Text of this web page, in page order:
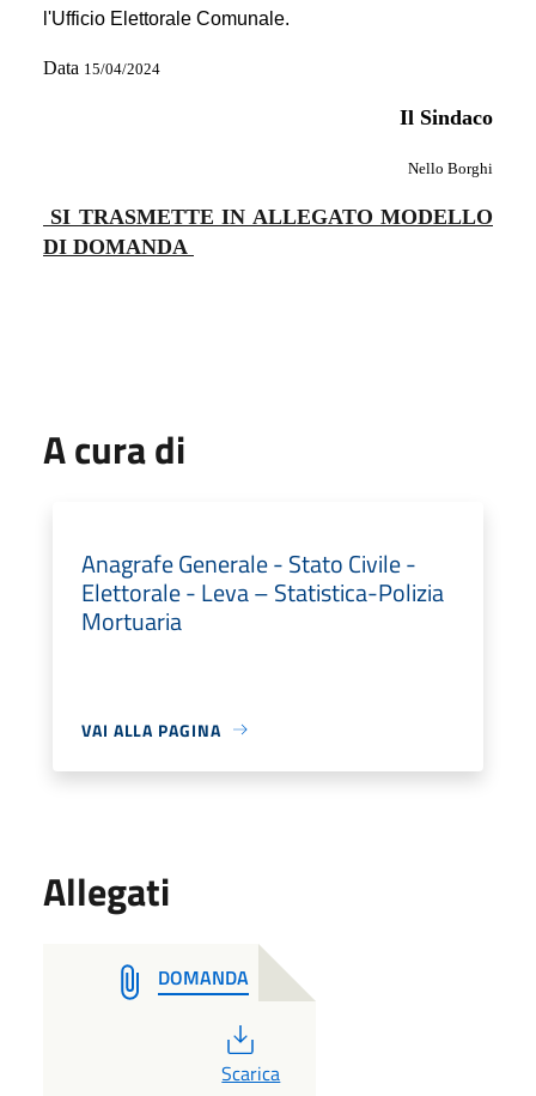
l'Ufficio Elettorale Comunale.
Data 15/04/2024
Il Sindaco
Nello Borghi
SI TRASMETTE IN ALLEGATO MODELLO
DI DOMANDA
A cura di
Anagrafe Generale - Stato Civile -
Elettorale - Leva – Statistica-Polizia
Mortuaria
VAI ALLA PAGINA
Allegati
DOMANDA
PDF
Scarica